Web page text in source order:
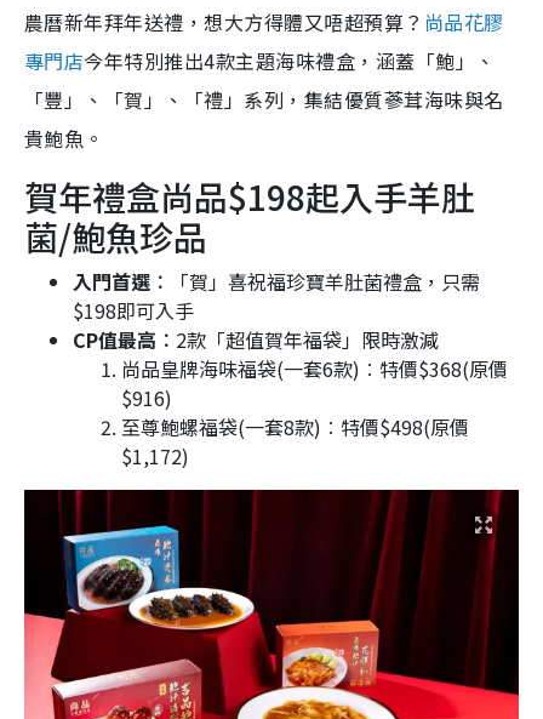
農曆新年拜年送禮，想大方得體又唔超預算？ 尚品花膠
專門店今年特別推出4款主題海味禮盒，涵蓋「鮑」、
「豐」、「賀」、「禮」系列，集結優質蔘茸海味與名
貴鮑魚。
賀年禮盒尚品$198起入手羊肚
菌/鮑魚珍品
入門首選︰
「賀」喜祝福珍寶羊肚菌禮盒，只需
$198即可入手
CP值最高︰ 2款「超值賀年福袋」限時激減
尚品皇牌海味福袋(一套6款)︰特價$368(原價
$916)
至尊鮑螺福袋(一套8款)︰特價$498(原價
$1,172)